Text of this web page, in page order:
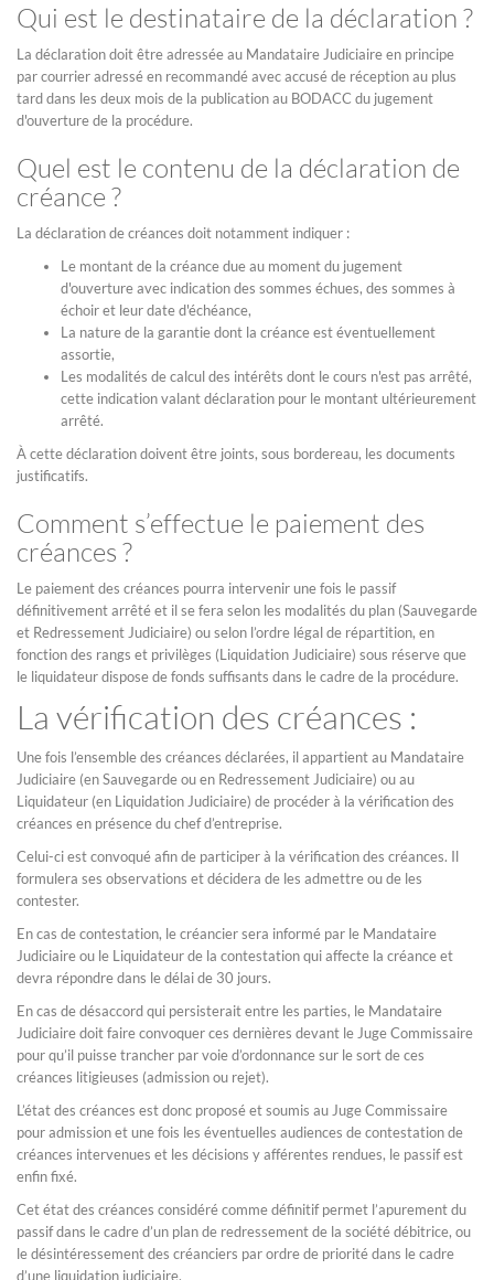
Qui est le destinataire de la déclaration ?
La déclaration doit être adressée au Mandataire Judiciaire en principe
par courrier adressé en recommandé avec accusé de réception au plus
tard dans les deux mois de la publication au BODACC du jugement
d'ouverture de la procédure.
Quel est le contenu de la déclaration de
créance ?
La déclaration de créances doit notamment indiquer :
Le montant de la créance due au moment du jugement
d'ouverture avec indication des sommes échues, des sommes à
échoir et leur date d'échéance,
La nature de la garantie dont la créance est éventuellement
assortie,
Les modalités de calcul des intérêts dont le cours n'est pas arrêté,
cette indication valant déclaration pour le montant ultérieurement
arrêté.
À cette déclaration doivent être joints, sous bordereau, les documents
justificatifs.
Comment s’effectue le paiement des
créances ?
Le paiement des créances pourra intervenir une fois le passif
définitivement arrêté et il se fera selon les modalités du plan (Sauvegarde
et Redressement Judiciaire) ou selon l’ordre légal de répartition, en
fonction des rangs et privilèges (Liquidation Judiciaire) sous réserve que
le liquidateur dispose de fonds suffisants dans le cadre de la procédure.
La vérification des créances :
Une fois l’ensemble des créances déclarées, il appartient au Mandataire
Judiciaire (en Sauvegarde ou en Redressement Judiciaire) ou au
Liquidateur (en Liquidation Judiciaire) de procéder à la vérification des
créances en présence du chef d’entreprise.
Celui-ci est convoqué afin de participer à la vérification des créances. Il
formulera ses observations et décidera de les admettre ou de les
contester.
En cas de contestation, le créancier sera informé par le Mandataire
Judiciaire ou le Liquidateur de la contestation qui affecte la créance et
devra répondre dans le délai de 30 jours.
En cas de désaccord qui persisterait entre les parties, le Mandataire
Judiciaire doit faire convoquer ces dernières devant le Juge Commissaire
pour qu’il puisse trancher par voie d’ordonnance sur le sort de ces
créances litigieuses (admission ou rejet).
L’état des créances est donc proposé et soumis au Juge Commissaire
pour admission et une fois les éventuelles audiences de contestation de
créances intervenues et les décisions y afférentes rendues, le passif est
enfin fixé.
Cet état des créances considéré comme définitif permet l’apurement du
passif dans le cadre d’un plan de redressement de la société débitrice, ou
le désintéressement des créanciers par ordre de priorité dans le cadre
d’une liquidation judiciaire.